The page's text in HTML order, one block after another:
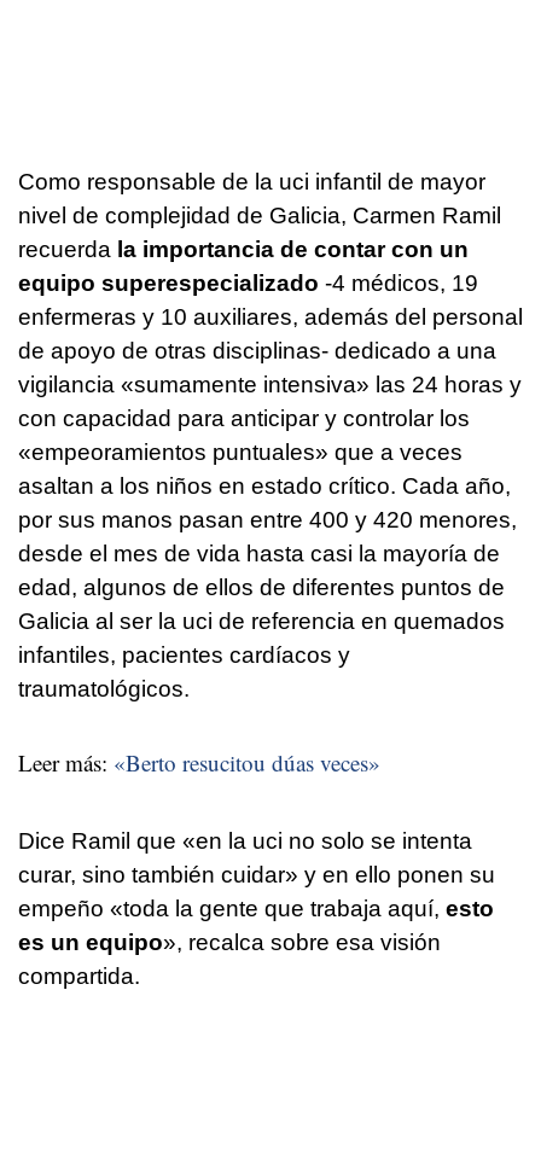
Como responsable de la uci infantil de mayor
nivel de complejidad de Galicia, Carmen Ramil
recuerda la importancia de contar con un
equipo superespecializado -4 médicos, 19
enfermeras y 10 auxiliares, además del personal
de apoyo de otras disciplinas- dedicado a una
vigilancia «sumamente intensiva» las 24 horas y
con capacidad para anticipar y controlar los
«empeoramientos puntuales» que a veces
asaltan a los niños en estado crítico. Cada año,
por sus manos pasan entre 400 y 420 menores,
desde el mes de vida hasta casi la mayoría de
edad, algunos de ellos de diferentes puntos de
Galicia al ser la uci de referencia en quemados
infantiles, pacientes cardíacos y
traumatológicos.
Leer más: «Berto resucitou dúas veces»
Dice Ramil que «en la uci no solo se intenta
curar, sino también cuidar» y en ello ponen su
empeño «toda la gente que trabaja aquí, esto
es un equipo», recalca sobre esa visión
compartida.